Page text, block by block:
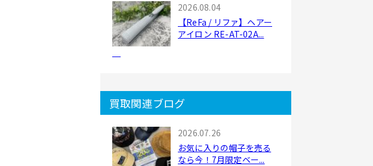
2026.08.04
【ReFa / リファ】ヘアー
アイロン RE-AT-02A...
買取関連ブログ
2026.07.26
お気に入りの帽子を売る
なら今！7月限定ベー...